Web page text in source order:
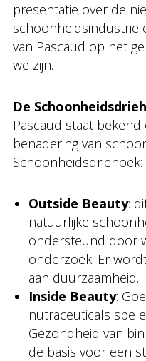
presentatie over de
schoonheidsindustrie
van Pascaud op het
welzijn.
De
Pascaud staat
benadering van
Schoonheidsdriehoek:
Outside Beauty:
natuurlijke
ondersteund door
onderzoek. Er
aan duurzaamheid.
Inside Beauty:
nutraceuticals
Gezondheid van
de basis voor een